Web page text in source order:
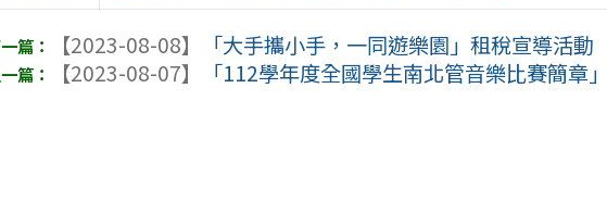
【2023-08-08】
「大手攜小手，一同遊樂園」租稅宣導活動
【2023-08-07】
「112學年度全國學生南北管音樂比賽簡章